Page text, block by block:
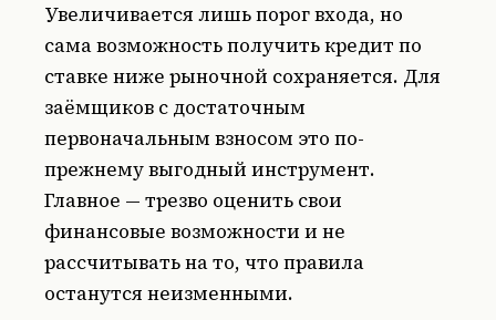
Увеличивается лишь порог входа, но
сама возможность получить кредит по
ставке ниже рыночной сохраняется. Для
заёмщиков с достаточным
первоначальным взносом это по-
прежнему выгодный инструмент.
Главное — трезво оценить свои
финансовые возможности и не
рассчитывать на то, что правила
останутся неизменными.